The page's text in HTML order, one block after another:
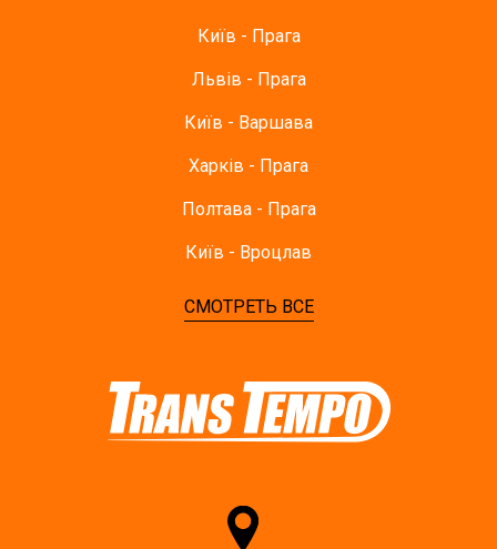
Київ - Прага
Львів - Прага
Київ - Варшава
Харків - Прага
Полтава - Прага
Київ - Вроцлав
СМОТРЕТЬ ВСЕ